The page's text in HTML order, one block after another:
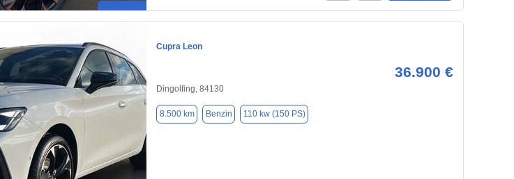
Cupra Leon
36.900 €
Dingolfing, 84130
8.500 km Benzin 110 kw (150 PS)